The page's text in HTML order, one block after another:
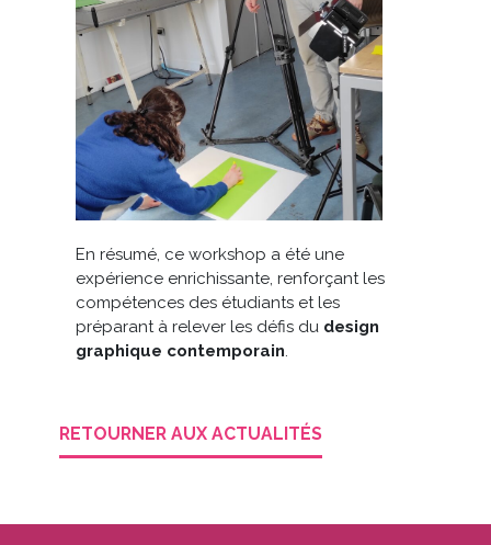
En résumé, ce workshop a été une
expérience enrichissante, renforçant les
compétences des étudiants et les
préparant à relever les défis du design
graphique contemporain.
RETOURNER AUX ACTUALITÉS